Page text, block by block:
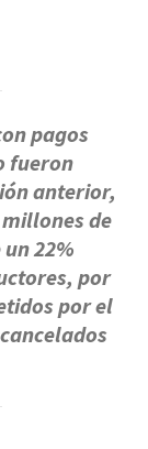
pagos
fueron
anterior,
de
22%
por
por el